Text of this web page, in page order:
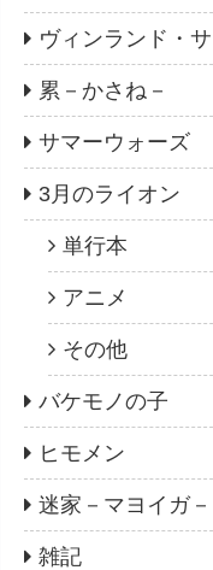
ヴィンランド・
累－かさね－
サマーウォーズ
3月のライオン
単行本
アニメ
その他
バケモノの子
ヒモメン
迷家－マヨイガ－
雑記